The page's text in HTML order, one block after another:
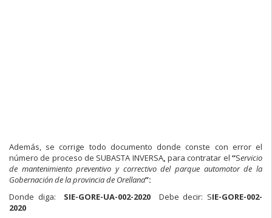
Además, se corrige todo documento donde conste con error el
número de proceso de SUBASTA INVERSA, para contratar el“Servicio
de mantenimiento preventivo y correctivo del parque automotor de la
Gobernación de la provincia de Orellana”:
Donde diga: SIE-GORE-UA-002-2020 Debe decir: SIE-GORE-002-
2020